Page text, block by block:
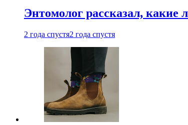
Энтомолог рассказал, какие
2 года спустя2 года спустя